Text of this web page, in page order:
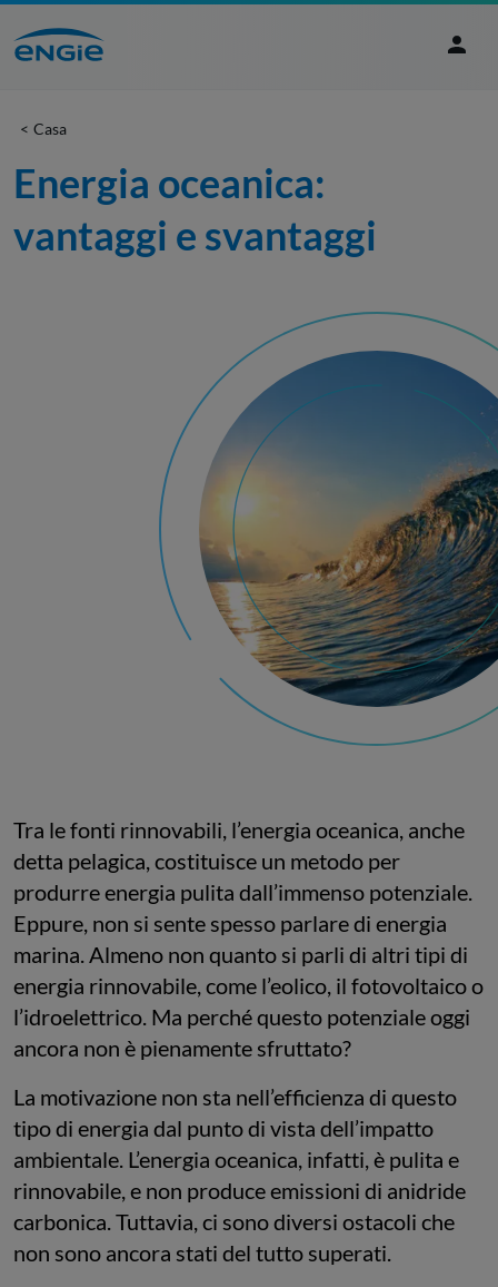
Casa
Energia oceanica:
vantaggi e svantaggi
Tra le fonti rinnovabili, l’energia oceanica, anche
detta pelagica, costituisce un metodo per
produrre energia pulita dall’immenso potenziale.
Eppure, non si sente spesso parlare di energia
marina. Almeno non quanto si parli di altri tipi di
energia rinnovabile, come l’eolico, il fotovoltaico o
l’idroelettrico. Ma perché questo potenziale oggi
ancora non è pienamente sfruttato?
La motivazione non sta nell’efficienza di questo
tipo di energia dal punto di vista dell’impatto
ambientale. L’energia oceanica, infatti, è pulita e
rinnovabile, e non produce emissioni di anidride
carbonica. Tuttavia, ci sono diversi ostacoli che
non sono ancora stati del tutto superati.